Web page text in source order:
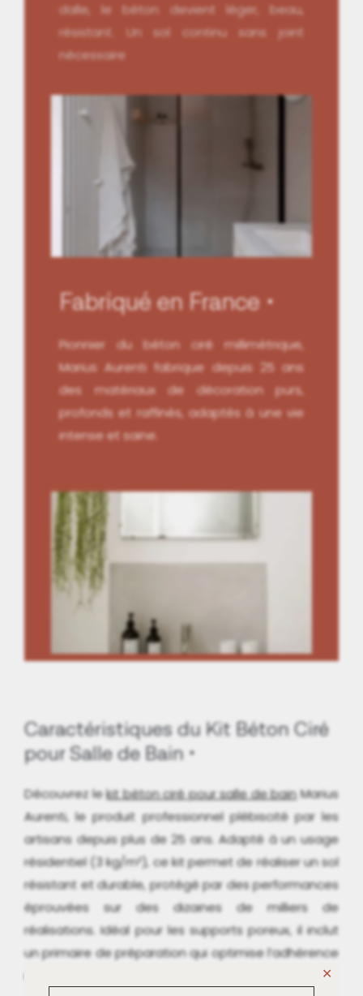
dalle, le béton devient léger, beau,
résistant. Un sol continu sans joint
nécessaire
Fabriqué en France
Pionnier du béton ciré millimétrique,
Marius Aurenti fabrique depuis 25 ans
des matériaux de décoration purs,
profonds et raffinés, adaptés à une vie
intense et saine.
Caractéristiques du Kit Béton Ciré
pour Salle de Bain
Découvrez lekit béton ciré pour salle de bainMarius
Aurenti, le produit professionnel plébiscité par les
artisans depuis plus de 25 ans. Adapté à un usage
résidentiel (3 kg/m²), ce kit permet de réaliser un sol
résistant et durable, protégé par des performances
éprouvées sur des dizaines de milliers de
réalisations. Idéal pour les supports poreux, il inclut
un primaire de préparation qui optimise l’adhérence
✕